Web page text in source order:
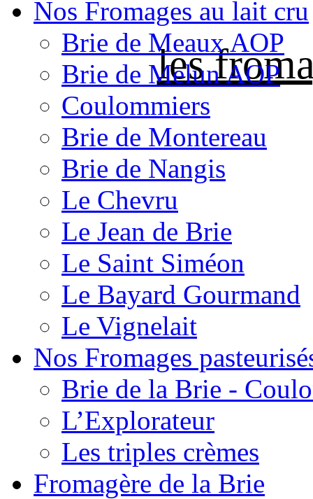
les
Nos Fromages au lait cru
Brie de Meaux AOP
Brie de Melun AOP
Coulommiers
Brie de Montereau
Brie de Nangis
Le Chevru
Le Jean de Brie
Le Saint Siméon
Le Bayard Gourmand
Le Vignelait
Nos Fromages
Brie de la Brie -
L’Explorateur
Les triples crèmes
Fromagère de la Brie